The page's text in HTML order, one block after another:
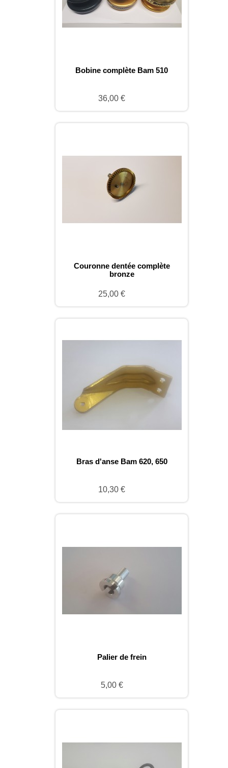
Bobine complète Bam 510
36,00 €
Couronne dentée complète
bronze
25,00 €
Bras d'anse Bam 620, 650
10,30 €
Palier de frein
5,00 €